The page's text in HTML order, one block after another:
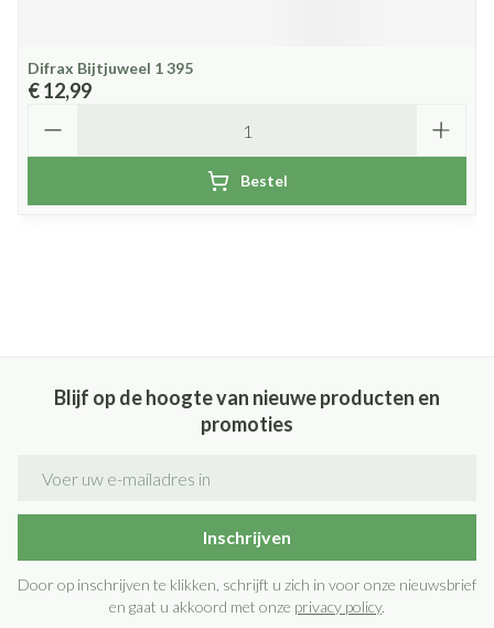
Difrax Bijtjuweel 1 395
€ 12,99
Bestel
Blijf op de hoogte van nieuwe producten en
promoties
Inschrijven
Door op inschrijven te klikken, schrijft u zich in voor onze nieuwsbrief
en gaat u akkoord met onze privacy policy.